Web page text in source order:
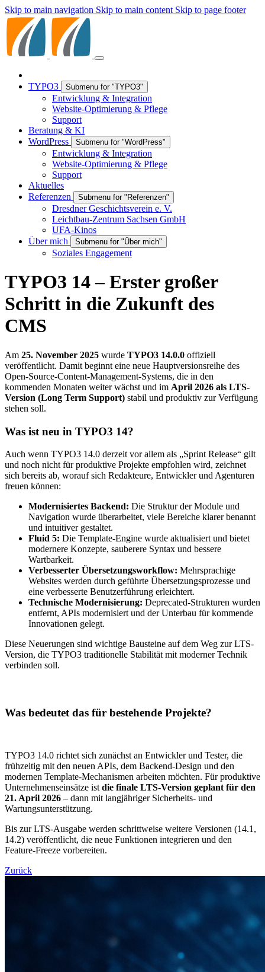
Skip to main navigation Skip to main content Skip to page footer
TYPO3 Submenu for "TYPO3"
Entwicklung & Integration
Website-Optimierung & Pflege
Support
Beratung & KI
WordPress
Submenu for "WordPress"
Entwicklung & Integration
Website-Optimierung & Pflege
Support
Aktuelles
Referenzen
Submenu for "Referenzen"
Dresdner Geschichtsverein e. V.
Leichtbau-Zentrum Sachsen GmbH
UFA-Kinos
Über mich
Submenu for "Über mich"
Soziales Engagement
TYPO3 14 – Erster großer
Schritt in die Zukunft des
CMS
Am 25. November 2025 wurde TYPO3 14.0.0 offiziell
veröffentlicht. Damit beginnt eine neue Hauptversionsreihe des
Open-Source-Content-Management-Systems, die in den
kommenden Monaten weiter wächst und im April 2026 als LTS-
Version (Long Term Support) stabil und produktiv zur Verfügung
stehen soll.
Was ist neu in TYPO3 14?
Auch wenn TYPO3 14.0 derzeit vor allem als „Sprint Release“ gilt
und noch nicht für produktive Projekte empfohlen wird, zeichnet
sich bereits ab, worauf sich Redakteure, Entwickler und Agenturen
freuen können:
Modernisiertes Backend: Die Struktur der Module und
Navigation wurde überarbeitet, viele Bereiche klarer benannt
und intuitiver gestaltet.
Fluid 5: Die Template-Engine wurde aktualisiert und bietet
modernere Konzepte, sauberere Syntax und bessere
Wartbarkeit.
Verbesserter Übersetzungsworkflow: Mehrsprachige
Websites werden durch geführte Übersetzungsprozesse und
eine verbesserte Benutzerführung erleichtert.
Technische Modernisierung: Deprecated-Strukturen wurden
entfernt, APIs modernisiert und der Unterbau für kommende
Innovationen gelegt.
Diese Neuerungen sind wichtige Bausteine auf dem Weg zur LTS-
Version, die TYPO3 traditionelle Stabilität mit moderner Technik
verbinden soll.
Was bedeutet das für bestehende Projekte?
TYPO3 14.0 richtet sich zunächst an Entwickler und Tester, die
frühzeitig mit den neuen APIs, dem Backend-Design und den
modernen Template-Mechanismen arbeiten möchten. Für produktive
Unternehmenseinsätze istdie finale LTS-Version geplant für den
21. April 2026 – dann mit langjähriger Sicherheits- und
Wartungsunterstützung.
Bis zur LTS-Ausgabe werden schrittweise weitere Versionen (14.1,
14.2) veröffentlicht, die neue Funktionen integrieren und den
Feature-Freeze vorbereiten.
Zurück